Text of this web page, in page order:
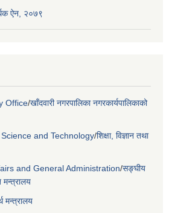
ऐन, २०७९
Office/खाँदवारी नगरपालिका नगरकार्यपालिकाको
and Technology/शिक्षा, विज्ञान तथा
and General Administration/सङ्घीय
मन्त्रालय
मन्त्रालय